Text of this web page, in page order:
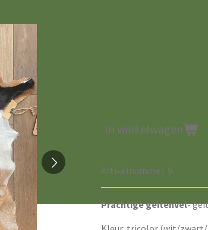
In winkelwagen
Artikelnummer: 9
Prachtige geitenvel-